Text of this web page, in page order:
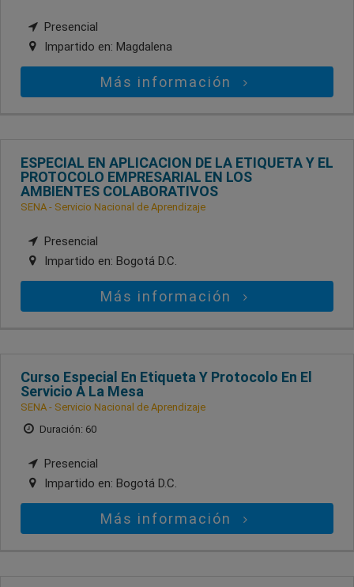
Presencial
Impartido en: Magdalena
Más información
ESPECIAL EN APLICACION DE LA ETIQUETA Y EL
PROTOCOLO EMPRESARIAL EN LOS
AMBIENTES COLABORATIVOS
SENA - Servicio Nacional de Aprendizaje
Presencial
Impartido en: Bogotá D.C.
Más información
Curso Especial En Etiqueta Y Protocolo En El
Servicio A La Mesa
SENA - Servicio Nacional de Aprendizaje
Duración: 60
Presencial
Impartido en: Bogotá D.C.
Más información